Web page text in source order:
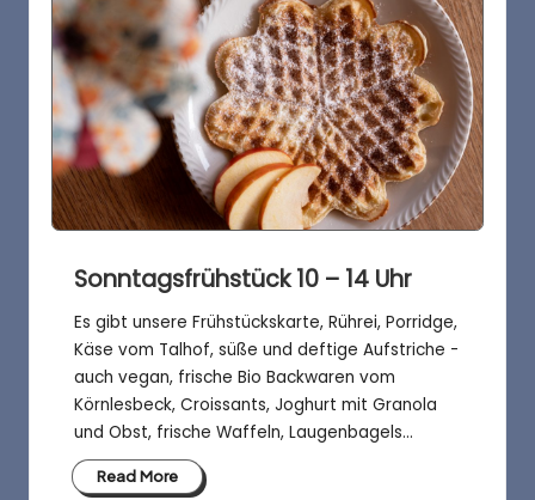
Sonntagsfrühstück 10 – 14 Uhr
Es gibt unsere Frühstückskarte, Rührei, Porridge,
Käse vom Talhof, süße und deftige Aufstriche -
auch vegan, frische Bio Backwaren vom
Körnlesbeck, Croissants, Joghurt mit Granola
und Obst, frische Waffeln, Laugenbagels…
Read More